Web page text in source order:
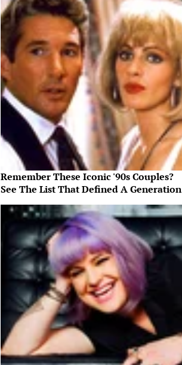
Remember These Iconic '90s Couples?
See The List That Defined A Generation